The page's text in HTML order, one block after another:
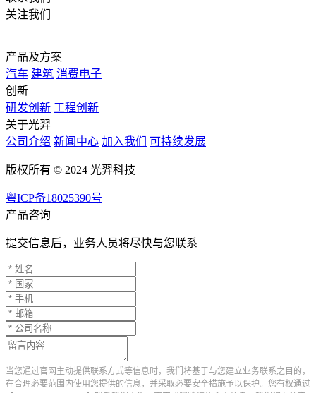
关注我们
产品及方案
汽车 建筑 消费电子
创新
研发创新 工程创新
关于光羿
公司介绍 新闻中心 加入我们 可持续发展
版权所有 © 2024 光羿科技
粤ICP备18025390号
产品咨询
提交信息后，业务人员将尽快与您联系
当您通过官网主动提供联系方式等信息时，我们将基于与您建立业务联系之目的，
在合理必要范围内使用您提供的信息，并采取必要安全措施予以保护。您有权通过